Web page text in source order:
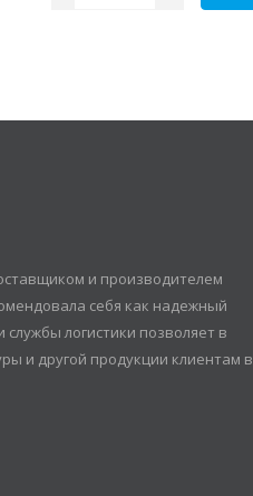
и производителем
себя как надежный
логистики позволяет в
и другой продукции клиентам в